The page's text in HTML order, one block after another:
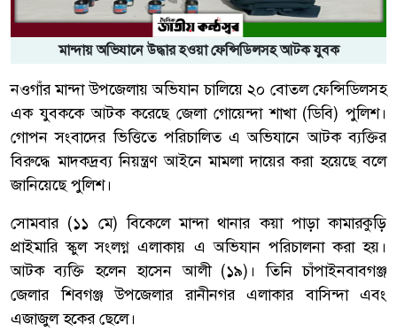
মান্দায় অভিযানে উদ্ধার হওয়া ফেন্সিডিলসহ আটক যুবক
নওগাঁর মান্দা উপজেলায় অভিযান চালিয়ে ২০ বোতল ফেন্সিডিলসহ
এক যুবককে আটক করেছে জেলা গোয়েন্দা শাখা (ডিবি) পুলিশ।
গোপন সংবাদের ভিত্তিতে পরিচালিত এ অভিযানে আটক ব্যক্তির
বিরুদ্ধে মাদকদ্রব্য নিয়ন্ত্রণ আইনে মামলা দায়ের করা হয়েছে বলে
জানিয়েছে পুলিশ।
সোমবার (১১ মে) বিকেলে মান্দা থানার কয়া পাড়া কামারকুড়ি
প্রাইমারি স্কুল সংলগ্ন এলাকায় এ অভিযান পরিচালনা করা হয়।
আটক ব্যক্তি হলেন হাসেন আলী (১৯)। তিনি চাঁপাইনবাবগঞ্জ
জেলার শিবগঞ্জ উপজেলার রানীনগর এলাকার বাসিন্দা এবং
এজাজুল হকের ছেলে।